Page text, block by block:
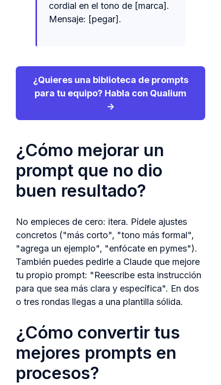
cordial en el tono de [marca].
Mensaje: [pegar].
¿Quieres una biblioteca de prompts
para tu equipo? Habla con Qualium
→
¿Cómo mejorar un
prompt que no dio
buen resultado?
No empieces de cero: itera. Pídele ajustes
concretos ("más corto", "tono más formal",
"agrega un ejemplo", "enfócate en pymes").
También puedes pedirle a Claude que mejore
tu propio prompt: "Reescribe esta instrucción
para que sea más clara y específica". En dos
o tres rondas llegas a una plantilla sólida.
¿Cómo convertir tus
mejores prompts en
procesos?